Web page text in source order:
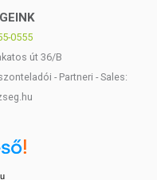
0555
út 36/B
- Partneri - Sales: